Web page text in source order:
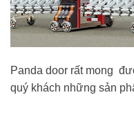
Panda door rất mong
quý khách những sản